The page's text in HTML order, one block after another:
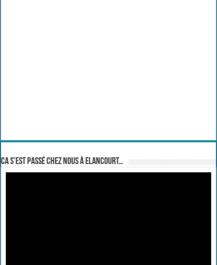
Ca s’est passé chez nous à Elancourt…